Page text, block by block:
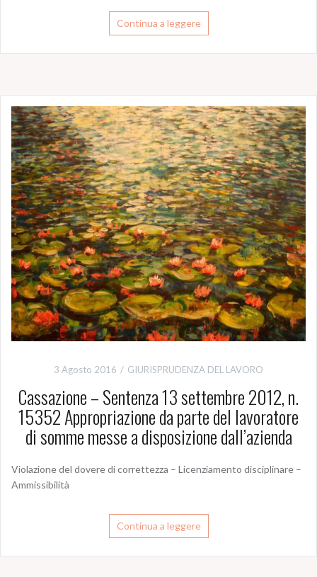
Continua a leggere
3 Agosto 2016 GIURISPRUDENZA DEL LAVORO
Cassazione – Sentenza 13 settembre 2012, n.
15352 Appropriazione da parte del lavoratore
di somme messe a disposizione dall’azienda
Violazione del dovere di correttezza – Licenziamento disciplinare –
Ammissibilità
Continua a leggere